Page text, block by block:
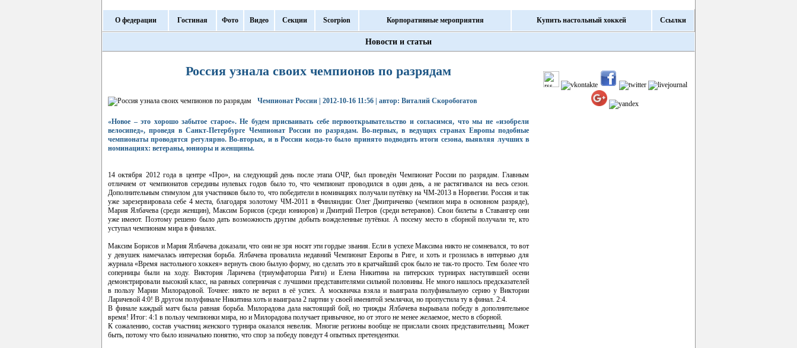
О федерации Гостиная Фото Видео Секции Scorpion Корпоративные мероприятия Купить настольный хоккей Ссылки
Новости и статьи
Россия узнала своих чемпионов по разрядам
Чемпионат России | 2012-10-16 11:56 | автор: Виталий Скоробогатов
«Новое – это хорошо забытое старое». Не будем присваивать себе первооткрывательство и согласимся, что мы не «изобрели
велосипед», проведя в Санкт-Петербурге Чемпионат России по разрядам. Во-первых, в ведущих странах Европы подобные
чемпионаты проводятся регулярно. Во-вторых, и в России когда-то было принято подводить итоги сезона, выявляя лучших в
номинациях: ветераны, юниоры и женщины.
14 октября 2012 года в центре «Про», на следующий день после этапа ОЧР, был проведён Чемпионат России по разрядам. Главным
отличием от чемпионатов середины нулевых годов было то, что чемпионат проводился в один день, а не растягивался на весь сезон.
Дополнительным стимулом для участников было то, что победители в номинациях получали путёвку на ЧМ-2013 в Норвегии. Россия и так
уже зарезервировала себе 4 места, благодаря золотому ЧМ-2011 в Финляндии: Олег Дмитриченко (чемпион мира в основном разряде),
Мария Ялбачева (среди женщин), Максим Борисов (среди юниоров) и Дмитрий Петров (среди ветеранов). Свои билеты в Ставангер они
уже имеют. Поэтому решено было дать возможность другим добыть вожделенные путёвки. А посему место в сборной получали те, кто
уступал чемпионам мира в финалах.
Максим Борисов и Мария Ялбачева доказали, что они не зря носят эти гордые звания. Если в успехе Максима никто не сомневался, то вот
у девушек намечалась интересная борьба. Ялбачева провалила недавний Чемпионат Европы в Риге, и хоть и грозилась в интервью для
журнала «Время настольного хоккея» вернуть свою былую форму, но сделать это в кратчайший срок было не так-то просто. Тем более что
соперницы были на ходу. Виктория Ларичева (триумфаторша Риги) и Елена Никитина на питерских турнирах наступившей осени
демонстрировали высокий класс, на равных соперничая с лучшими представителями сильной половины. Не много нашлось предсказателей
в пользу Марии Милорадовой. Точнее: никто не верил в её успех. А москвичка взяла и выиграла полуфинальную серию у Виктории
Ларичевой 4:0! В другом полуфинале Никитина хоть и выиграла 2 партии у своей именитой землячки, но пропустила ту в финал. 2:4.
В финале каждый матч была равная борьба. Милорадова дала настоящий бой, но трижды Ялбачева вырывала победу в дополнительное
время! Итог: 4:1 в пользу чемпионки мира, но и Милорадова получает привычное, но от этого не менее желаемое, место в сборной.
К сожалению, состав участниц женского турнира оказался невелик. Многие регионы вообще не прислали своих представительниц. Может
быть, потому что было изначально понятно, что спор за победу поведут 4 опытных претендентки.